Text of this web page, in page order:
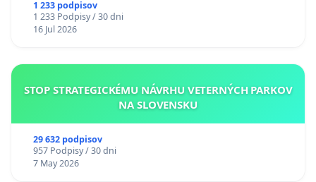
chrbticu?
1 233 podpisov
1 233 Podpisy / 30 dni
16 Jul 2026
STOP STRATEGICKÉMU NÁVRHU VETERNÝCH PARKOV
NA SLOVENSKU
29 632 podpisov
957 Podpisy / 30 dni
7 May 2026